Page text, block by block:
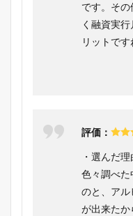
です。そ
く融資実
リットです
評価：
・選んだ理
色々調べた
のと、アル
が出来たか